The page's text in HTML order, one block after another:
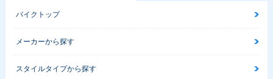
バイクトップ
メーカーから探す
スタイルタイプから探す